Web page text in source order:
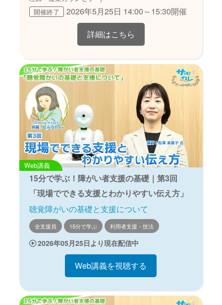
開催終了
2026年5月25日 14:00～15:30開催
詳細はこちら
Web講義
15分で学ぶ！障がい者支援の基礎｜第3回
「現場でできる支援とわかりやすい伝え方」
聴覚障がいの基礎と支援について
全支援員 15分で学ぶ 利用者支援・技法
2026年05月25日より現在配信中
Web講義を視聴する